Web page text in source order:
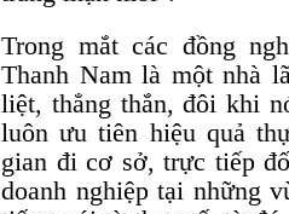
Trong mắt các đồng
Thanh Nam là một nhà
liệt, thẳng thắn, đôi khi
luôn ưu tiên hiệu quả
gian đi cơ sở, trực tiếp
doanh nghiệp tại những